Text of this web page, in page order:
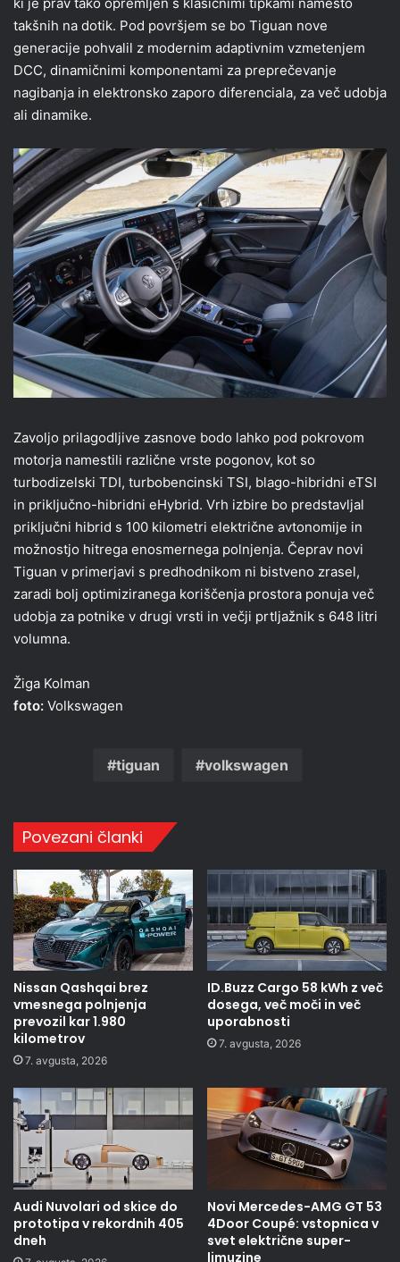
ki je prav tako opremljen s klasičnimi tipkami namesto
takšnih na dotik. Pod površjem se bo Tiguan nove
generacije pohvalil z modernim adaptivnim vzmetenjem
DCC, dinamičnimi komponentami za preprečevanje
nagibanja in elektronsko zaporo diferenciala, za več udobja
ali dinamike.
Zavoljo prilagodljive zasnove bodo lahko pod pokrovom
motorja namestili različne vrste pogonov, kot so
turbodizelski TDI, turbobencinski TSI, blago-hibridni eTSI
in priključno-hibridni eHybrid. Vrh izbire bo predstavljal
priključni hibrid s 100 kilometri električne avtonomije in
možnostjo hitrega enosmernega polnjenja. Čeprav novi
Tiguan v primerjavi s predhodnikom ni bistveno zrasel,
zaradi bolj optimiziranega koriščenja prostora ponuja več
udobja za potnike v drugi vrsti in večji prtljažnik s 648 litri
volumna.
Žiga Kolman
foto: Volkswagen
tiguan volkswagen
Povezani članki
Nissan Qashqai brez
vmesnega polnjenja
prevozil kar 1.980
kilometrov
7. avgusta, 2026
ID.Buzz Cargo 58 kWh z več
dosega, več moči in več
uporabnosti
7. avgusta, 2026
Audi Nuvolari od skice do
prototipa v rekordnih 405
dneh
Novi Mercedes-AMG GT 53
4Door Coupé: vstopnica v
svet električne super-
limuzine